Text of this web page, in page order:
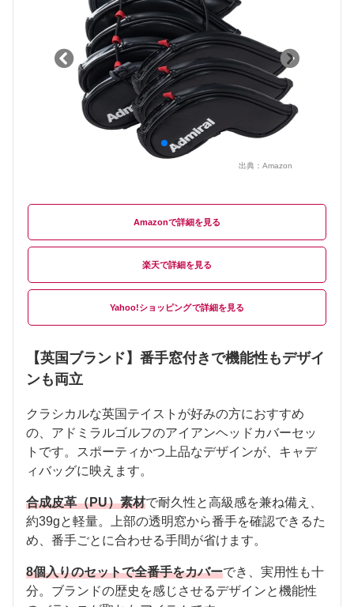
出典： Amazon
Amazon
楽天
Yahoo!ショッピング
【英国ブランド】番手窓付きで機能性もデザイ
ンも両立
クラシカルな英国テイストが好みの方におすすめ
の、アドミラルゴルフのアイアンヘッドカバーセッ
トです。スポーティかつ上品なデザインが、キャデ
ィバッグに映えます。
合成皮革（PU）素材で耐久性と高級感を兼ね備え、
約39gと軽量。上部の透明窓から番手を確認できるた
め、番手ごとに合わせる手間が省けます。
8個入りのセットで全番手をカバーでき、実用性も十
分。ブランドの歴史を感じさせるデザインと機能性